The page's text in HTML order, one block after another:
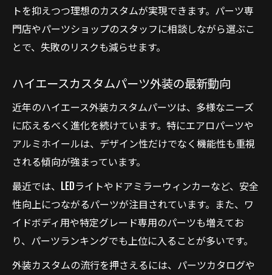
トを抑えつつ理想のカスタムが実現できます。パーツ専
門店やパーツショップのスタッフに相談しながら選ぶこ
とで、失敗のリスクも減らせます。
ハイエースカスタムパーツ外装の最新動向
近年のハイエース外装カスタムパーツは、多様なニーズ
に応えるべく進化を続けています。特にエアロパーツや
アルミホイールは、デザイン性だけでなく機能性も重視
される傾向が強まっています。
最近では、LEDライトやドアミラーウィンカーなど、安全
性向上につながるパーツが注目されています。また、ワ
イドボディ用や特定グレード専用のパーツも増えてお
り、パーツランキングでも上位に入ることが多いです。
外装カスタムの流行を押さえるには、パーツカタログや